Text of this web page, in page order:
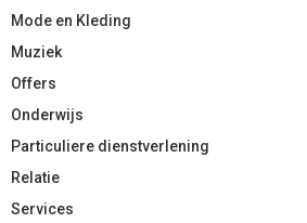
Mode en Kleding
Muziek
Offers
Onderwijs
Particuliere dienstverlening
Relatie
Services